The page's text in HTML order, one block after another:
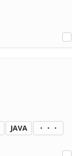
JAVA ・・・